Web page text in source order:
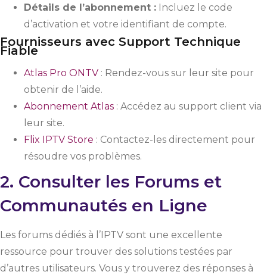
Détails de l’abonnement : Incluez le code
d’activation et votre identifiant de compte.
Fournisseurs avec Support Technique
Fiable
Atlas Pro ONTV : Rendez-vous sur leur site pour
obtenir de l’aide.
Abonnement Atlas : Accédez au support client via
leur site.
Flix IPTV Store : Contactez-les directement pour
résoudre vos problèmes.
2. Consulter les Forums et
Communautés en Ligne
Les forums dédiés à l’IPTV sont une excellente
ressource pour trouver des solutions testées par
d’autres utilisateurs. Vous y trouverez des réponses à